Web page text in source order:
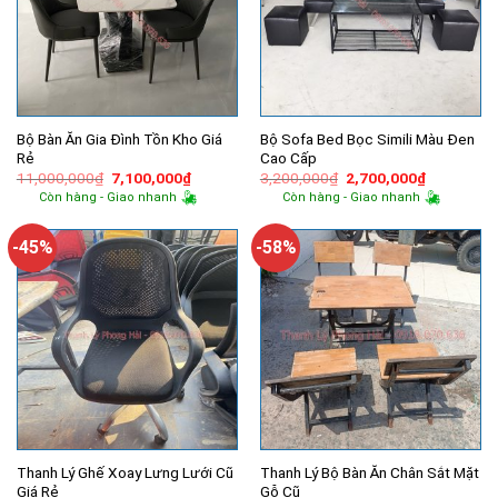
Bộ Bàn Ăn Gia Đình Tồn Kho Giá
Rẻ
11,000,000₫ Giá
gốc
là:
7,100,000₫Giá
hiện
tại
7,100,000₫.
Còn hàng - Giao nhanh
Bộ Sofa Bed Bọc Simili Màu Đen
Cao Cấp
3,200,000₫ Giá
gốc
là:
2,700,000₫Giá
hiện
tại
Còn hàng - Giao nhanh
-45%
Thanh Lý Ghế Xoay Lưng Lưới Cũ
Giá Rẻ
-58%
Thanh Lý Bộ Bàn Ăn Chân Sắt Mặt
Gỗ Cũ